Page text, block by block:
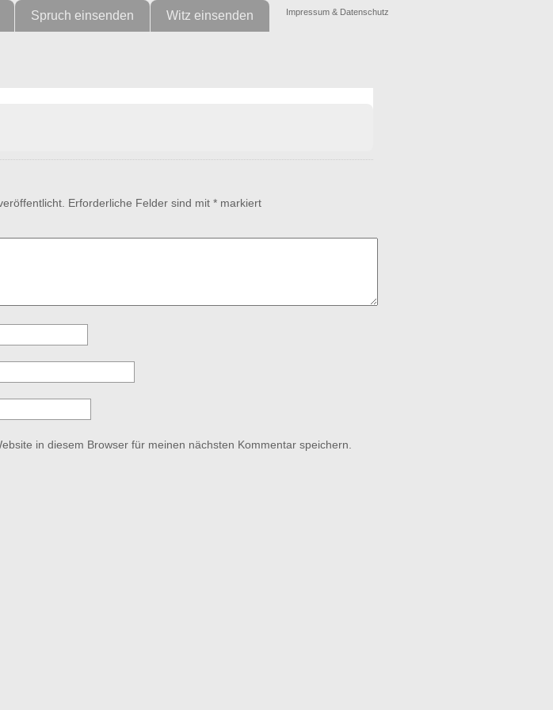
Impressum & Datenschutz
Spruch einsenden Witz einsenden
Erforderliche Felder sind mit * markiert
in diesem Browser für meinen nächsten Kommentar speichern.